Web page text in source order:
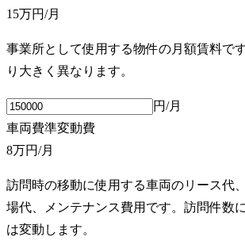
15万円/月
事業所として使用する物件の月額賃料で
り大きく異なります。
円/月
車両費準変動費
8万円/月
訪問時の移動に使用する車両のリース代
場代、メンテナンス費用です。訪問件数
は変動します。